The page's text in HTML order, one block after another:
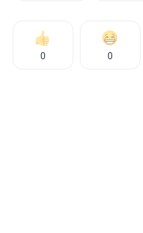
0 0